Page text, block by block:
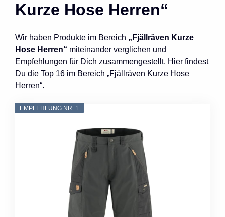
Kurze Hose Herren“
Wir haben Produkte im Bereich „Fjällräven Kurze
Hose Herren“ miteinander verglichen und
Empfehlungen für Dich zusammengestellt. Hier findest
Du die Top 16 im Bereich „Fjällräven Kurze Hose
Herren“.
EMPFEHLUNG NR. 1